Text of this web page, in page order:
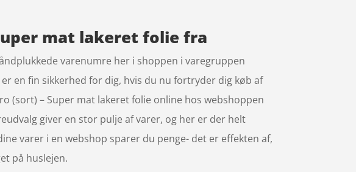
mat lakeret folie fra
varenumre her i shoppen i varegruppen
en fin sikkerhed for dig, hvis du nu fortryder dig køb af
(sort) – Super mat lakeret folie online hos webshoppen
giver en stor pulje af varer, og her er der helt
varer i en webshop sparer du penge- det er effekten af,
på huslejen.